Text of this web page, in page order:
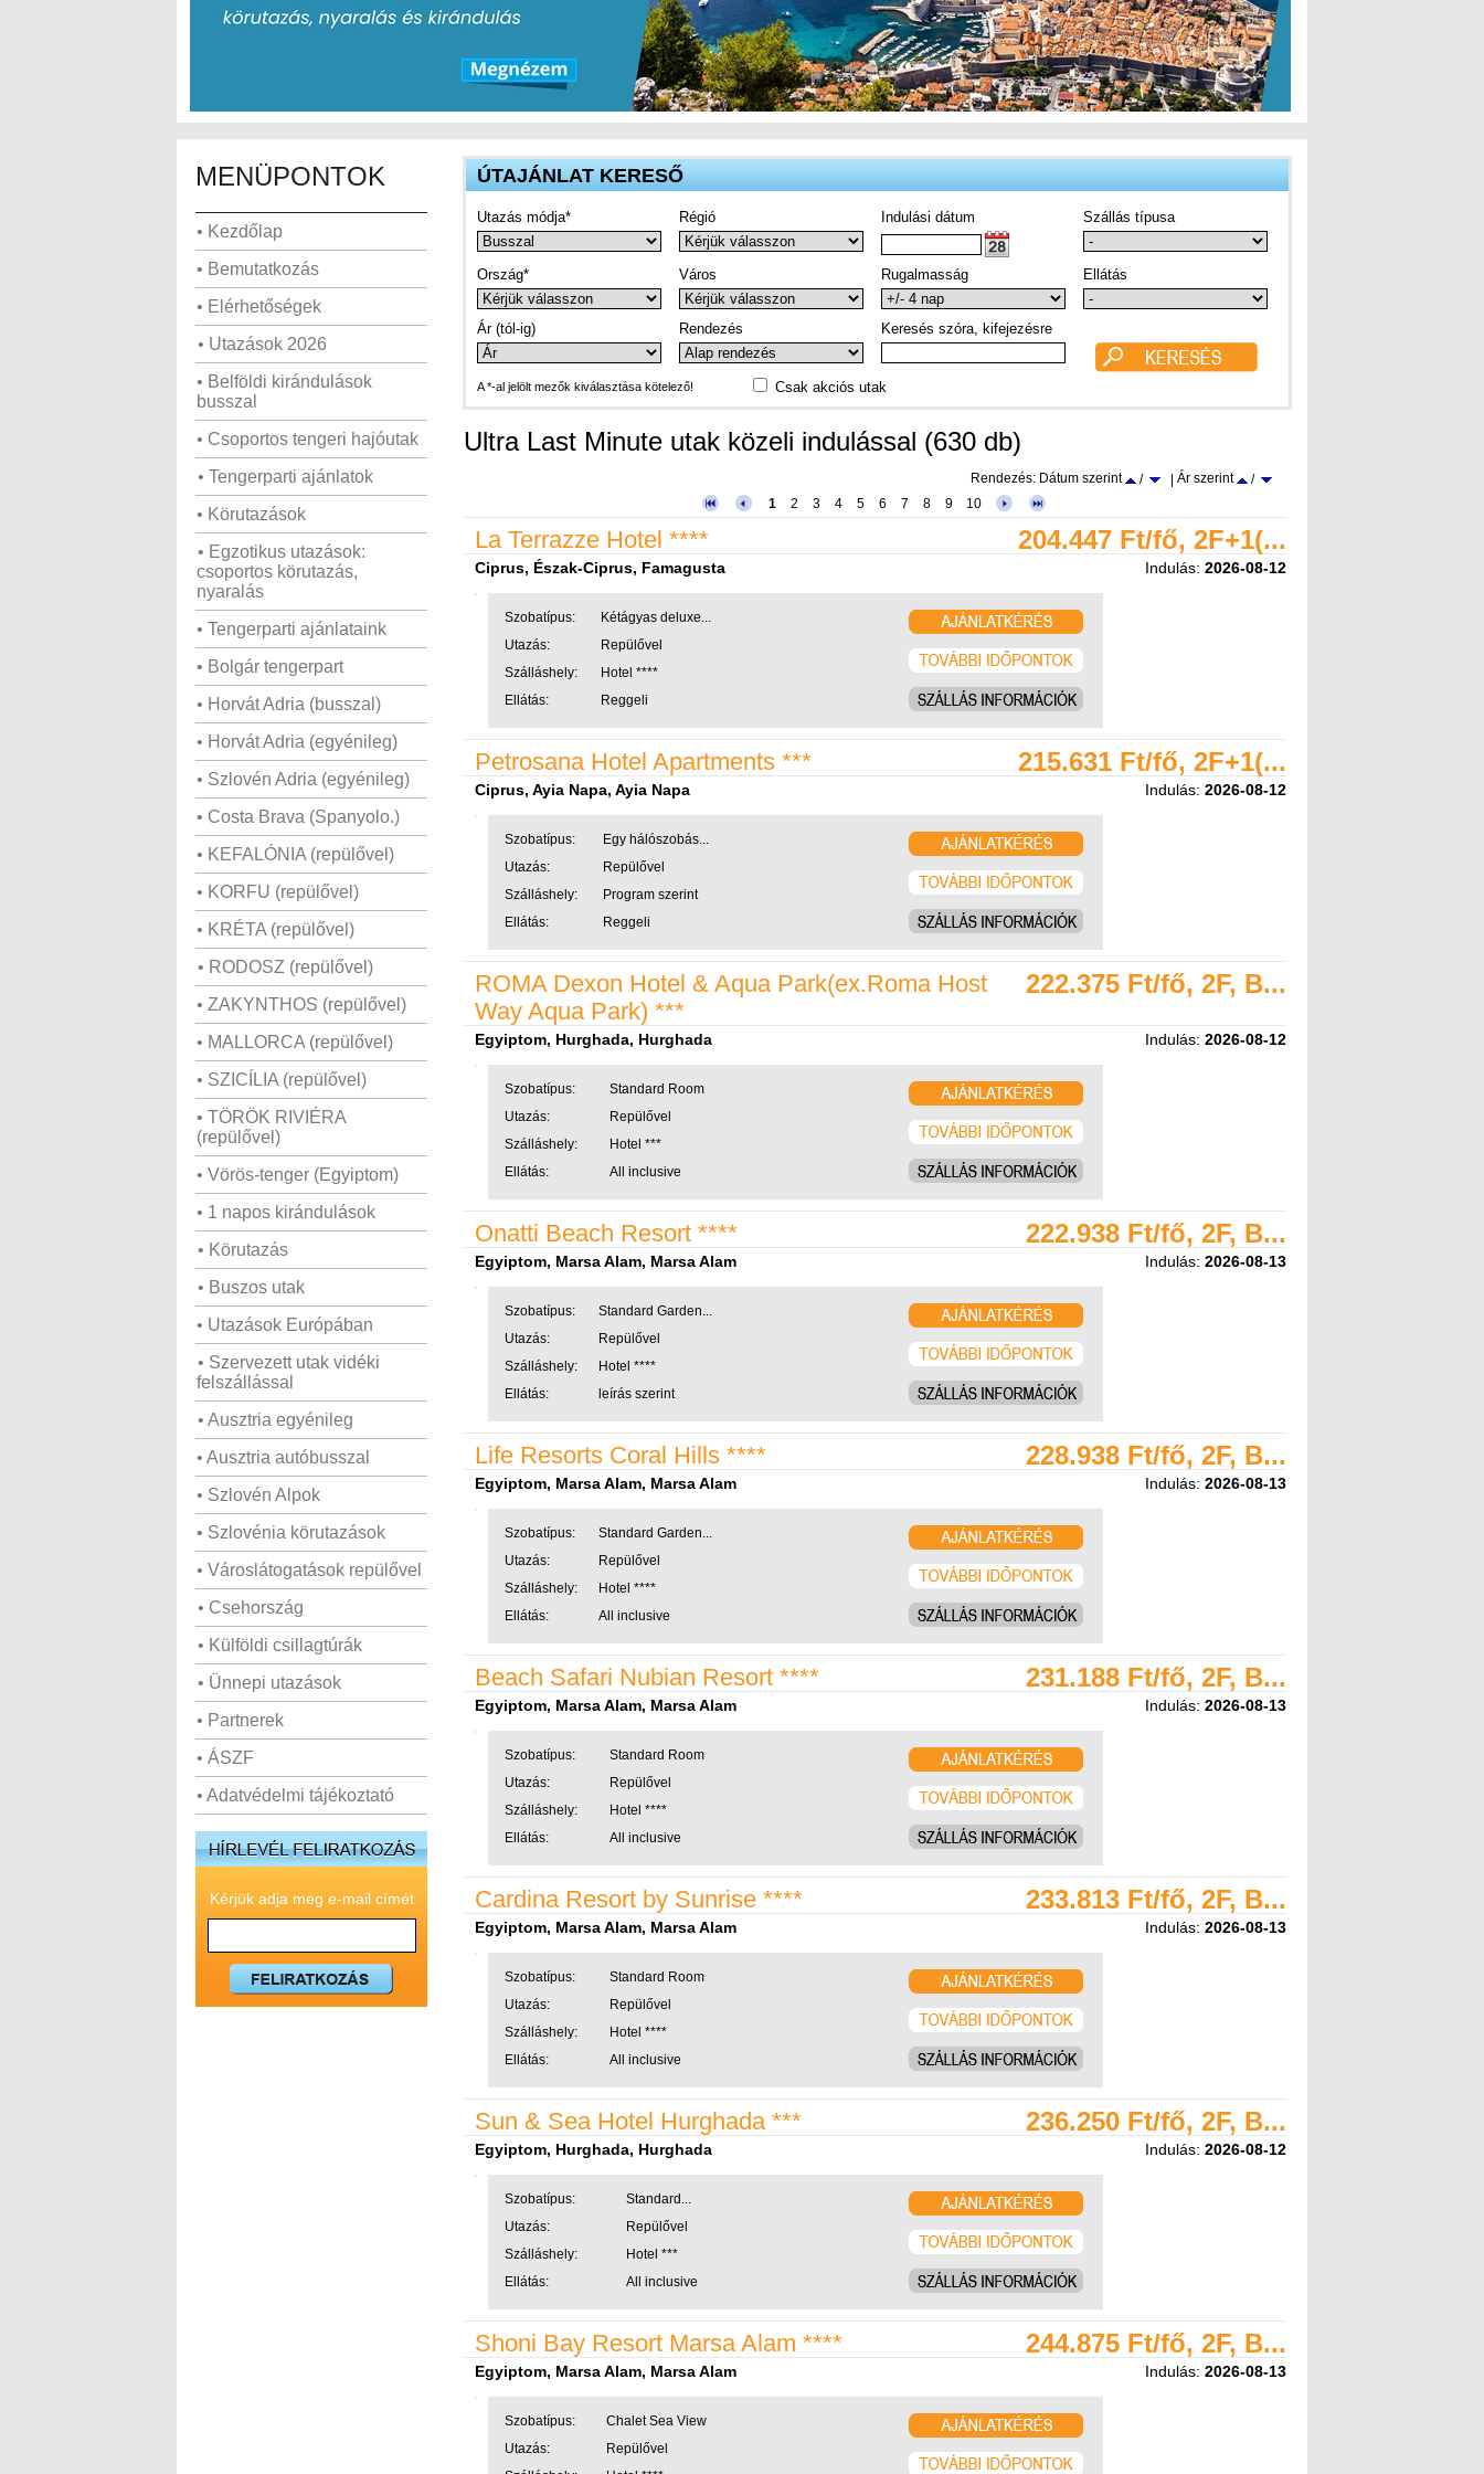
MENÜPONTOK
• Kezdőlap
• Bemutatkozás
• Elérhetőségek
• Utazások 2026
• Belföldi kirándulások
busszal
• Csoportos tengeri hajóutak
• Tengerparti ajánlatok
• Körutazások
• Egzotikus utazások:
csoportos körutazás,
nyaralás
• Tengerparti ajánlataink
• Bolgár tengerpart
• Horvát Adria (busszal)
• Horvát Adria (egyénileg)
• Szlovén Adria (egyénileg)
• Costa Brava (Spanyolo.)
• KEFALÓNIA (repülővel)
• KORFU (repülővel)
• KRÉTA (repülővel)
• RODOSZ (repülővel)
• ZAKYNTHOS (repülővel)
• MALLORCA (repülővel)
• SZICÍLIA (repülővel)
• TÖRÖK RIVIÉRA
(repülővel)
• Vörös-tenger (Egyiptom)
• 1 napos kirándulások
• Körutazás
• Buszos utak
• Utazások Európában
• Szervezett utak vidéki
felszállással
• Ausztria egyénileg
• Ausztria autóbusszal
• Szlovén Alpok
• Szlovénia körutazások
• Városlátogatások repülővel
• Csehország
• Külföldi csillagtúrák
• Ünnepi utazások
• Partnerek
• ÁSZF
• Adatvédelmi tájékoztató
Kérjük adja meg e-mail címét
ÚTAJÁNLAT KERESŐ
Utazás módja* Régió Indulási dátum Szállás típusa
Ország* Város Rugalmasság Ellátás
Ár (tól-ig) Rendezés Keresés szóra, kifejezésre
A *-al jelölt mezők kiválasztása kötelező! Csak akciós utak
Ultra Last Minute utak közeli indulással (630 db)
Rendezés: Dátum szerint / Ár szerint
/
1
2 3 4 5 6 7 8 9 10
La Terrazze Hotel **** 204.447 Ft/fő, 2F+1(...
Ciprus, Észak-Ciprus, Famagusta Indulás: 2026-08-12
Szobatípus:
Kétágyas deluxe...
Utazás:
Repülővel
Szálláshely:
Hotel ****
Ellátás:
Reggeli
Petrosana Hotel Apartments *** 215.631 Ft/fő, 2F+1(...
Ciprus, Ayia Napa, Ayia Napa Indulás: 2026-08-12
Szobatípus:
Egy hálószobás...
Utazás:
Repülővel
Szálláshely:
Program szerint
Ellátás:
Reggeli
ROMA Dexon Hotel & Aqua Park(ex.Roma Host
Way Aqua Park) ***
222.375 Ft/fő, 2F, B...
Egyiptom, Hurghada, Hurghada Indulás: 2026-08-12
Szobatípus:
Standard Room
Utazás:
Repülővel
Szálláshely:
Hotel ***
Ellátás:
All inclusive
Onatti Beach Resort **** 222.938 Ft/fő, 2F, B...
Egyiptom, Marsa Alam, Marsa Alam Indulás: 2026-08-13
Szobatípus:
Standard Garden...
Utazás:
Repülővel
Szálláshely:
Hotel ****
Ellátás:
leírás szerint
Life Resorts Coral Hills **** 228.938 Ft/fő, 2F, B...
Egyiptom, Marsa Alam, Marsa Alam Indulás: 2026-08-13
Szobatípus:
Standard Garden...
Utazás:
Repülővel
Szálláshely:
Hotel ****
Ellátás:
All inclusive
Beach Safari Nubian Resort **** 231.188 Ft/fő, 2F, B...
Egyiptom, Marsa Alam, Marsa Alam Indulás: 2026-08-13
Szobatípus:
Standard Room
Utazás:
Repülővel
Szálláshely:
Hotel ****
Ellátás:
All inclusive
Cardina Resort by Sunrise **** 233.813 Ft/fő, 2F, B...
Egyiptom, Marsa Alam, Marsa Alam Indulás: 2026-08-13
Szobatípus:
Standard Room
Utazás:
Repülővel
Szálláshely:
Hotel ****
Ellátás:
All inclusive
Sun & Sea Hotel Hurghada *** 236.250 Ft/fő, 2F, B...
Egyiptom, Hurghada, Hurghada Indulás: 2026-08-12
Szobatípus:
Standard...
Utazás:
Repülővel
Szálláshely:
Hotel ***
Ellátás:
All inclusive
Shoni Bay Resort Marsa Alam **** 244.875 Ft/fő, 2F, B...
Egyiptom, Marsa Alam, Marsa Alam Indulás: 2026-08-13
Szobatípus:
Chalet Sea View
Utazás:
Repülővel